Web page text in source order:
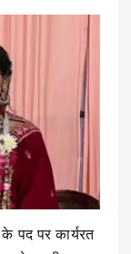
पर कार्यरत